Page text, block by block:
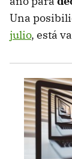
Una
julio, está